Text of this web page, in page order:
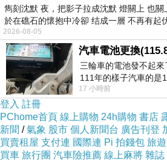
雋刻沈默 夜，把影子拉成沈默 燈關上 也
於在礁石的懷抱中冷卻 结成一層 不再有起
2026-08-05
汽車電池更換
三輪車的電池發不起
111年的樣子汽車的是
在阿炮電池買的漲了一
17 小時前
登入 註冊
PChome首頁 線上購物 24h購物 書店
新聞 /氣象 股市 個人新聞台 廣告刊登
買賣租屋 支付連 國際連 Pi 拍錢包 旅遊
買車 旅行團 汽車險推薦 線上麻將 雜誌